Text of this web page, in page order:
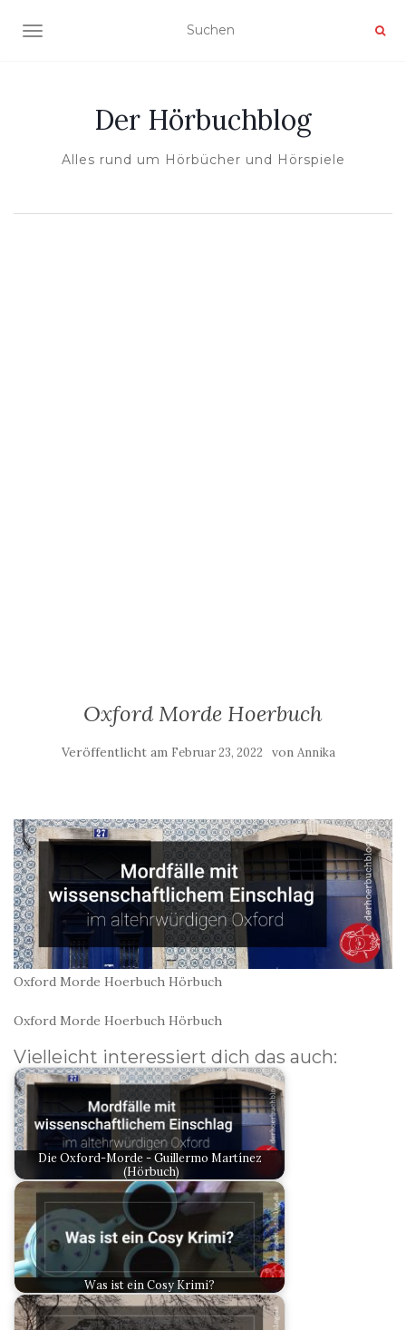
NAVIGATION UMSCHALTEN
Der Hörbuchblog
Alles rund um Hörbücher und Hörspiele
Oxford Morde Hoerbuch
Veröffentlicht am Februar 23, 2022 von Annika
Oxford Morde Hoerbuch Hörbuch
Oxford Morde Hoerbuch Hörbuch
Vielleicht interessiert dich das auch:
Die Oxford-Morde - Guillermo Martínez
(Hörbuch)
Was ist ein Cosy Krimi?